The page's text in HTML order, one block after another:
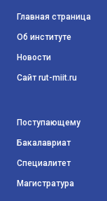
Главная страница
Об институте
Новости
Сайт rut-miit.ru
Поступающему
Бакалавриат
Специалитет
Магистратура